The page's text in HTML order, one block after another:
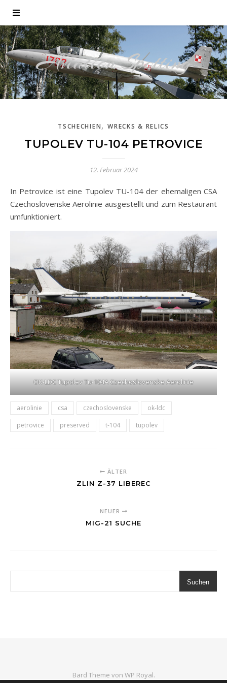
Aviation Spotting
TSCHECHIEN,WRECKS & RELICS
TUPOLEV TU-104 PETROVICE
12. Februar 2024
In Petrovice ist eine Tupolev TU-104 der ehemaligen CSA
Czechoslovenske Aerolinie ausgestellt und zum Restaurant
umfunktioniert.
OK-LDC Tupolev Tu-104A Czechoslovenske Aerolinie
aerolinie csa czechoslovenske
ok-ldc
petrovice
preserved t-104 tupolev
ÄLTER
ZLIN Z-37 LIBEREC
NEUER
MIG-21 SUCHE
Suchen
Bard Theme von WP Royal.